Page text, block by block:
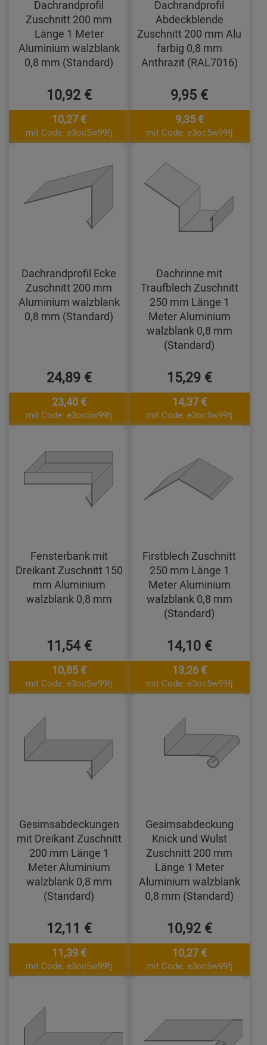
Dachrandprofil
Zuschnitt 200 mm
Länge 1 Meter
Aluminium walzblank
0,8 mm (Standard)
10,92 €
10,27 €
mit Code: e3oc5w99fj
Dachrandprofil
Abdeckblende
Zuschnitt 200 mm Alu
farbig 0,8 mm
Anthrazit (RAL7016)
9,95 €
9,35 €
mit Code: e3oc5w99fj
Dachrandprofil Ecke
Zuschnitt 200 mm
Aluminium walzblank
0,8 mm (Standard)
24,89 €
23,40 €
mit Code: e3oc5w99fj
Dachrinne mit
Traufblech Zuschnitt
250 mm Länge 1
Meter Aluminium
walzblank 0,8 mm
(Standard)
15,29 €
14,37 €
mit Code: e3oc5w99fj
Fensterbank mit
Dreikant Zuschnitt 150
mm Aluminium
walzblank 0,8 mm
11,54 €
10,85 €
mit Code: e3oc5w99fj
Firstblech Zuschnitt
250 mm Länge 1
Meter Aluminium
walzblank 0,8 mm
(Standard)
14,10 €
13,26 €
mit Code: e3oc5w99fj
Gesimsabdeckungen
mit Dreikant Zuschnitt
200 mm Länge 1
Meter Aluminium
walzblank 0,8 mm
(Standard)
12,11 €
11,39 €
mit Code: e3oc5w99fj
Gesimsabdeckung
Knick und Wulst
Zuschnitt 200 mm
Länge 1 Meter
Aluminium walzblank
0,8 mm (Standard)
10,92 €
10,27 €
mit Code: e3oc5w99fj